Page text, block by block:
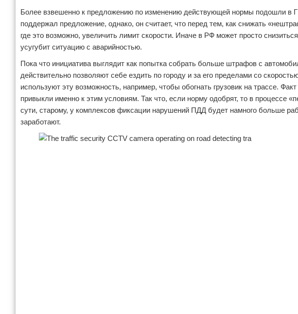
Более взвешенно к предложению по изменению действующей нормы подошли в
поддержал предложение, однако, он считает, что перед тем, как снижать
где это возможно, увеличить лимит скорости. Иначе в РФ может просто
усугубит ситуацию с аварийностью.
Пока что инициатива выглядит как попытка собрать больше штрафов с
действительно позволяют себе ездить по городу и за его пределами со
используют эту возможность, например, чтобы обогнать грузовик на трассе.
привыкли именно к этим условиям. Так что, если норму одобрят, то в процессе
сути, старому, у комплексов фиксации нарушений ПДД будет намного больше
заработают.